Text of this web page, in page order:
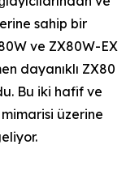
sahip bir
ve ZX80W-EX
dayanıklı ZX80
Bu iki hafif ve
üzerine